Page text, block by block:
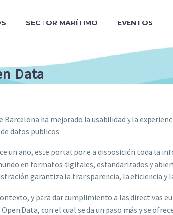
SECTOR MARÍTIMO EVENTOS
Data
Barcelona ha mejorado la usabilidad y la
datos públicos
un año, este portal pone a disposición toda la
en formatos digitales, estandarizados y
garantiza la transparencia, la eficiencia y
y para dar cumplimiento a las directivas
Data, con el cual se da un paso más y se